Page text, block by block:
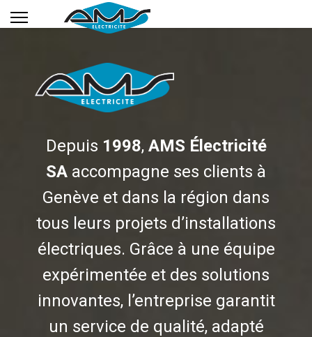
Depuis 1998, AMS Électricité
SA accompagne ses clients à
Genève et dans la région dans
tous leurs projets d’installations
électriques. Grâce à une équipe
expérimentée et des solutions
innovantes, l’entreprise garantit
un service de qualité, adapté